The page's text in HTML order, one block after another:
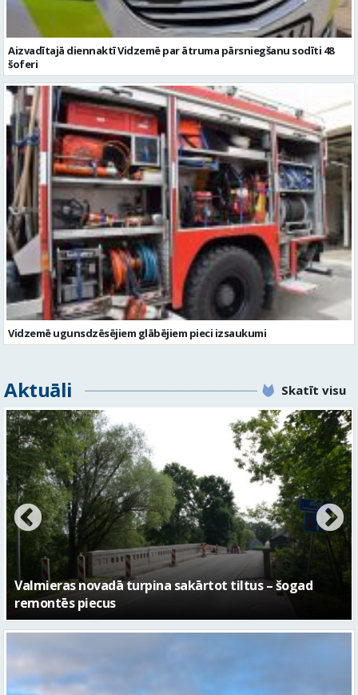
Aizvadītajā diennaktī Vidzemē par ātruma pārsniegšanu sodīti 48
šoferi
Vidzemē ugunsdzēsējiem glābējiem pieci izsaukumi
Aktuāli Skatīt visu
No pagaidu teātra līdz laikmetīgās kultūras centram
– kā attīstīsies “Kurtuve”